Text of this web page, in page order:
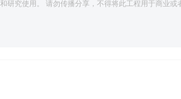
研究使用。 请勿传播分享，不得将此工程用于商业或